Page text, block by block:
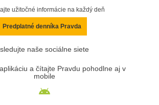
užitočné informácie na každý deň
Predplatné denníka Pravda
sledujte naše sociálne siete
a čítajte Pravdu pohodlne aj v
mobile